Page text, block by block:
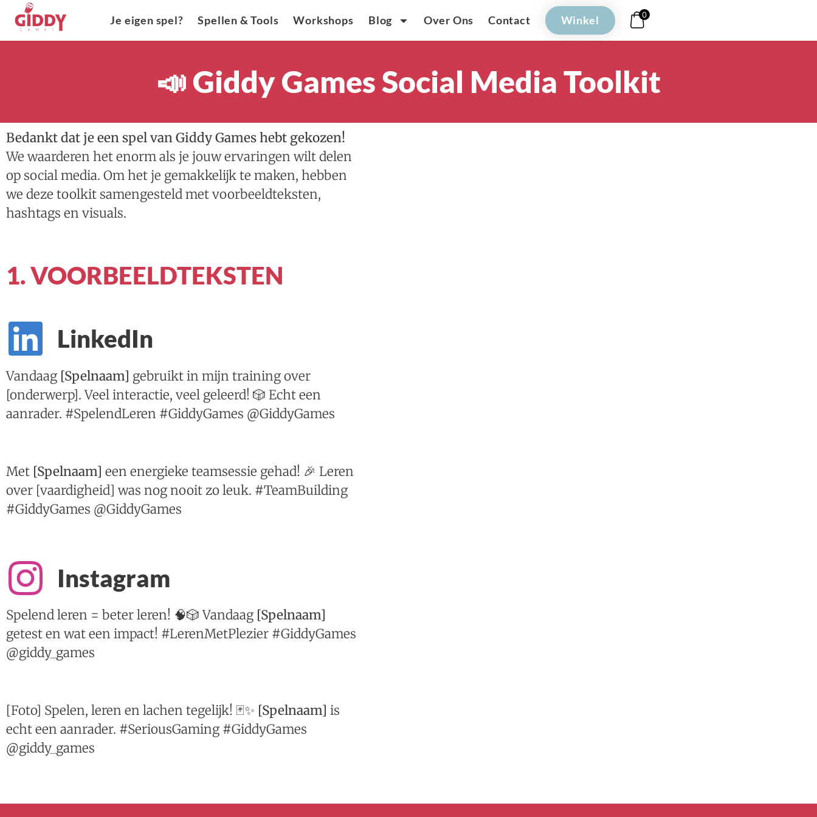
Je eigen spel? Spellen & Tools Workshops Blog Over Ons Contact Winkel 0
📣 Giddy Games Social Media Toolkit
Bedankt dat je een spel van Giddy Games hebt gekozen!
We waarderen het enorm als je jouw ervaringen wilt delen
op social media. Om het je gemakkelijk te maken, hebben
we deze toolkit samengesteld met voorbeeldteksten,
hashtags en visuals.
1. VOORBEELDTEKSTEN
LinkedIn
Vandaag [Spelnaam] gebruikt in mijn training over
[onderwerp]. Veel interactie, veel geleerd! 🎲 Echt een
aanrader. #SpelendLeren #GiddyGames @GiddyGames
Met [Spelnaam] een energieke teamsessie gehad! 🎉 Leren
over [vaardigheid] was nog nooit zo leuk. #TeamBuilding
#GiddyGames @GiddyGames
Instagram
Spelend leren = beter leren! 🧠🎲 Vandaag [Spelnaam]
getest en wat een impact! #LerenMetPlezier #GiddyGames
@giddy_games
[Foto] Spelen, leren en lachen tegelijk! 🃏✨ [Spelnaam] is
echt een aanrader. #SeriousGaming #GiddyGames
@giddy_games